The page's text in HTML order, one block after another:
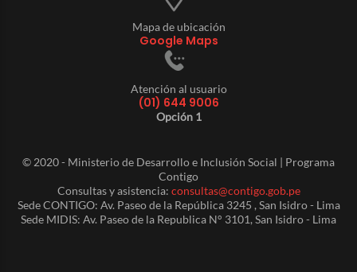
Mapa de ubicación
Google Maps
Atención al usuario
(01) 644 9006
Opción 1
© 2020 - Ministerio de Desarrollo e Inclusión Social | Programa
Contigo
Consultas y asistencia: consultas@contigo.gob.pe
Sede CONTIGO: Av. Paseo de la República 3245 , San Isidro - Lima
Sede MIDIS: Av. Paseo de la Republica N° 3101, San Isidro - Lima